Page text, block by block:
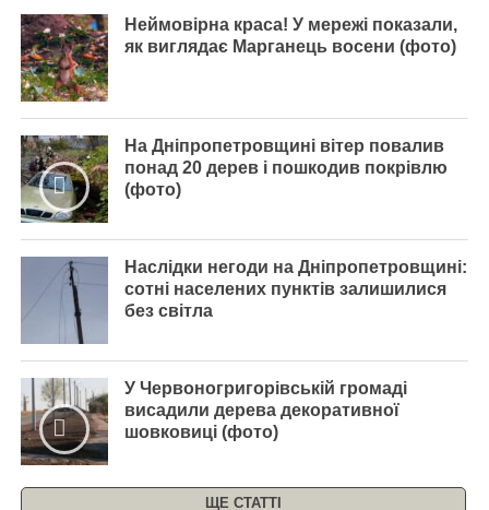
Неймовірна краса! У мережі показали,
як виглядає Марганець восени (фото)
На Дніпропетровщині вітер повалив
понад 20 дерев і пошкодив покрівлю
(фото)
Наслідки негоди на Дніпропетровщині:
сотні населених пунктів залишилися
без світла
У Червоногригорівській громаді
висадили дерева декоративної
шовковиці (фото)
ЩЕ СТАТТІ